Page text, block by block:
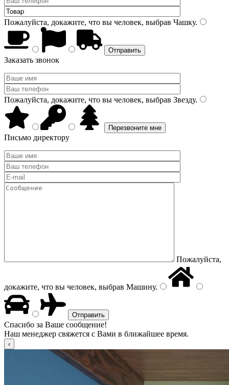
Пожалуйста, докажите, что вы человек, выбрав Чашку.
Заказать звонок
Пожалуйста, докажите, что вы человек, выбрав Звезду.
Письмо директору
Пожалуйста,
докажите, что вы человек, выбрав Машину.
Спасибо за Ваше сообщение!
Наш менеджер свяжется с Вами в ближайшее время.